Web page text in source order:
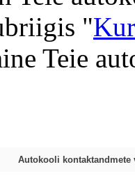
"
Teie
Autokooli